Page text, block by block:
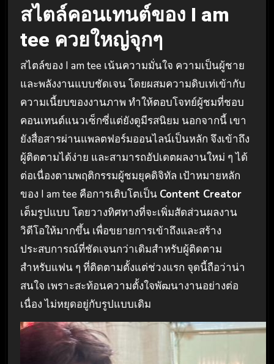
สไตล์คอนเทนต์ของ I am
tee ควยใหญ่จุกๆ
สไตล์ของ I am tee เน้นความมั่นใจ ความเป็นผู้ชาย
และพลังงานแบบชัดเจน โดยผสมความดิบเท่เข้ากับ
ความเนี้ยบของงานภาพ ทำให้ตอบโจทย์ผู้ชมที่ชอบ
คอนเทนต์แนวเซ็กซี่แต่ยังดูมีรสนิยม นอกจากนี้ เขา
ยังสื่อสารผ่านแพลตฟอร์มออนไลน์เป็นหลัก จึงเข้าถึง
ผู้ติดตามได้ง่าย และสามารถอัปเดตผลงานใหม่ ๆ ได้
ต่อเนื่องตามพฤติกรรมผู้ชมยุคดิจิทัล เป้าหมายหลัก
ของ I am tee คือการเติบโตเป็น Content Creator
เต็มรูปแบบ โดยวางทิศทางที่จะเพิ่มสัดส่วนผลงาน
วิดีโอให้มากขึ้น เพื่อขยายการเข้าถึงและสร้าง
ประสบการณ์ที่ชัดเจนกว่าเดิมสำหรับผู้ติดตาม
สำหรับแฟน ๆ ที่ติดตามตั้งแต่ช่วงแรก จุดนี้ถือว่าน่า
สนใจ เพราะสะท้อนความตั้งใจพัฒนางานอย่างต่อ
เนื่อง ไม่หยุดอยู่กับรูปแบบเดิม